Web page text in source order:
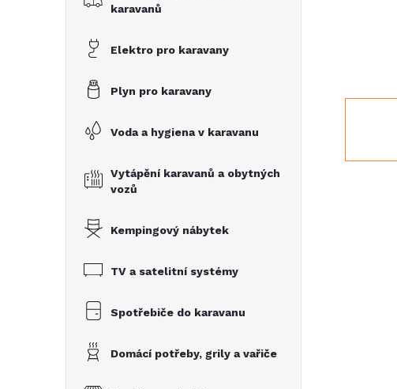
karavanů
Elektro pro karavany
Plyn pro karavany
Voda a hygiena v karavanu
Vytápění karavanů a obytných
vozů
Kempingový nábytek
TV a satelitní systémy
Spotřebiče do karavanu
Domácí potřeby, grily a vařiče